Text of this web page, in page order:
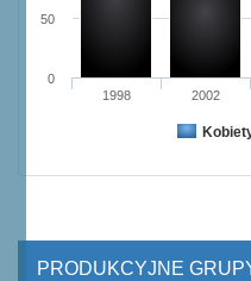
1998 2002
0
50
PRODUKCYJNE